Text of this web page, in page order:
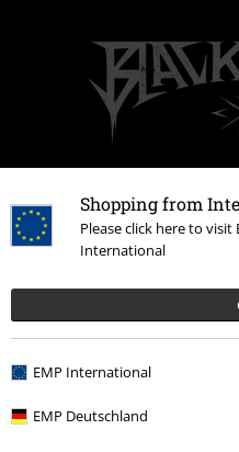
Shopping from
Please click here to
International
EMP International
EMP Deutschland